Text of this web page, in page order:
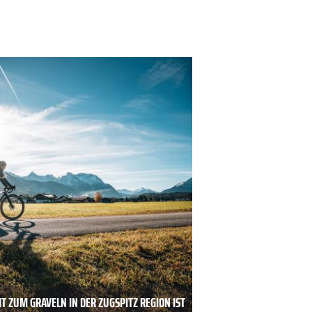
ZUM GRAVELN IN DER ZUGSPITZ REGION IST